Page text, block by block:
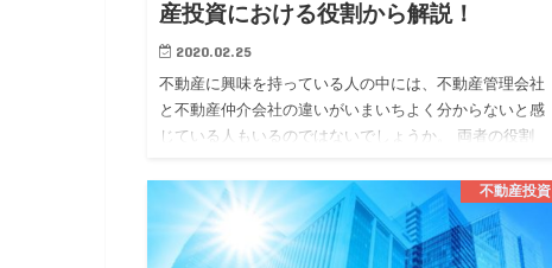
産投資における役割から解説！
2020.02.25
不動産に興味を持っている人の中には、不動産管理会社
と不動産仲介会社の違いがいまいちよく分からないと感
じている人もいるのではないでしょうか。 両者の役割
す。 今回は、そんな不…
不動産投資